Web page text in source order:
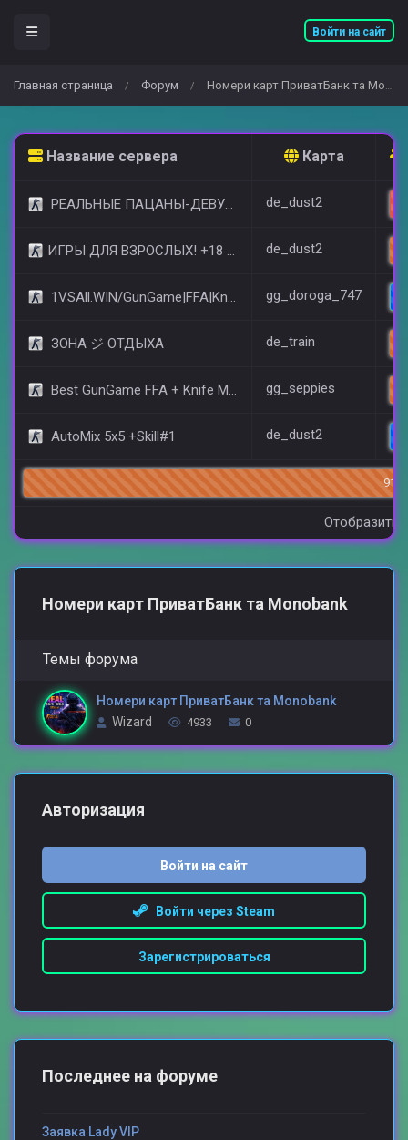
Войти на сайт
Главная страница / Форум / Номери карт ПриватБанк та Monobank
Название сервера Карта
РЕАЛЬНЫЕ ПАЦАНЫ-ДЕВУШКИ 18+ [STEAM BONUS] de_dust2
​ИГРЫ ДЛЯ ВЗРОСЛЫХ! +18 © (FREE VIP) de_dust2
1VSAll.WIN/GunGame|FFA|KnIfE MoD gg_doroga_747
ЗОНА ジ ОТДЫХА de_train
Best GunGame FFA + Knife MOD(+18) gg_seppies
AutoMix 5x5 +Skill#1 de_dust2
91/
Отобразить
Номери карт ПриватБанк та Monobank
Темы форума
Номери карт ПриватБанк та Monobank
Wizard
4933 0
Авторизация
Войти на сайт
Войти через Steam
Зарегистрироваться
Последнее на форуме
Заявка Lady VIP